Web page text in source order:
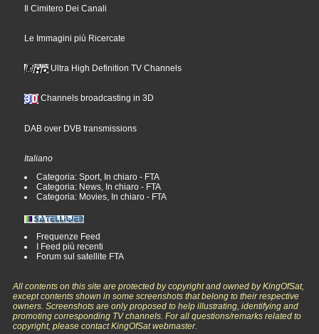
Il Cimitero Dei Canali
Le Immagini più Ricercate
Ultra High Definition TV Channels
Channels broadcasting in 3D
DAB over DVB transmissions
Italiano
Categoria: Sport, In chiaro - FTA
Categoria: News, In chiaro - FTA
Categoria: Movies, In chiaro - FTA
Frequenze Feed
I Feed più recenti
Forum sul satellite FTA
All contents on this site are protected by copyright and owned by KingOfSat,
except contents shown in some screenshots that belong to their respective
owners. Screenshots are only proposed to help illustrating, identifying and
promoting corresponding TV channels. For all questions/remarks related to
copyright, please contact KingOfSat webmaster.